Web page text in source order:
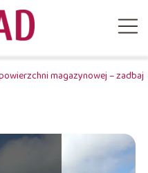
magazynowej – zadbaj